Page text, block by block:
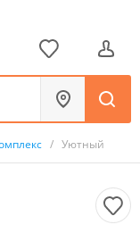
/ Уютный